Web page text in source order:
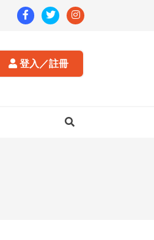
登入／註冊